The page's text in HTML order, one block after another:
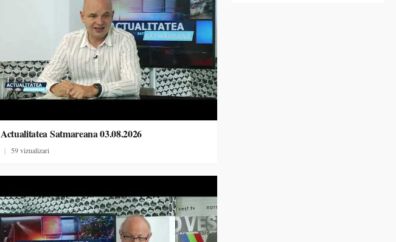
Actualitatea Satmareana 03.08.2026
| 59 vizualizari